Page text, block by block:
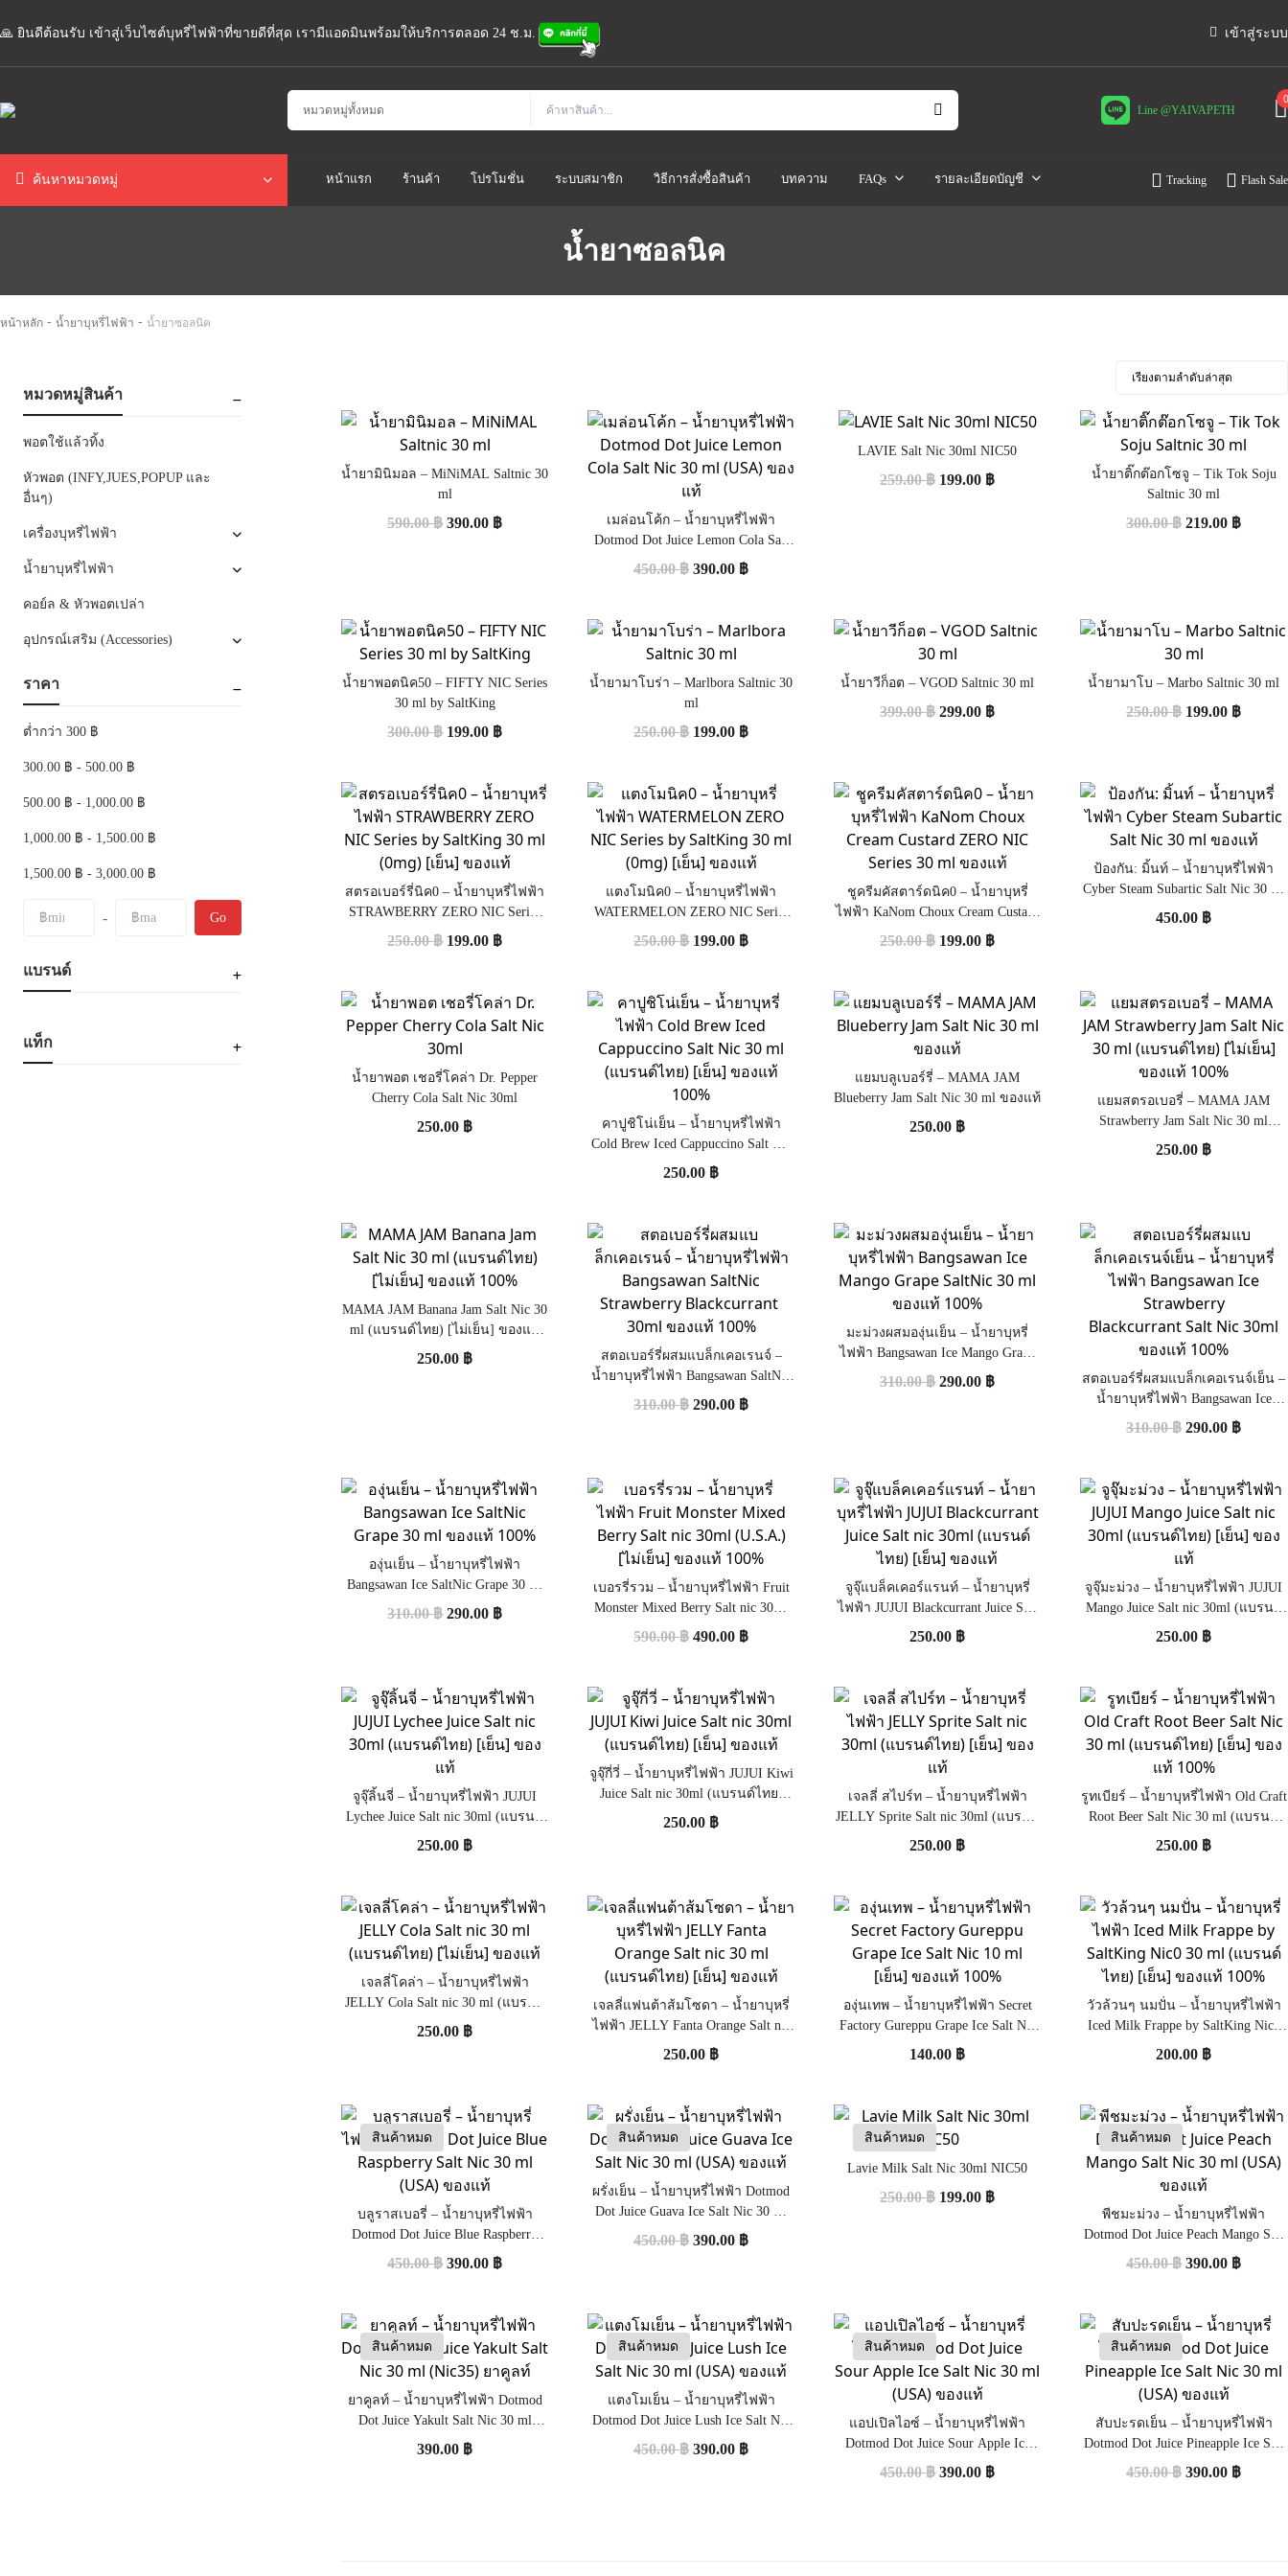
🙏 ยินดีต้อนรับ เข้าสู่เว็บไซต์บุหรี่ไฟฟ้าที่ขายดีที่สุด เรามีแอดมินพร้อมให้บริการตลอด 24 ช.ม. เข้าสู่ระบบ
Line @YAIVAPETH
0
ค้นหาหมวดหมู่ หน้าแรก ร้านค้า โปรโมชั่น ระบบสมาชิก วิธีการสั่งซื้อสินค้า บทความ FAQs รายละเอียดบัญชี Tracking Flash Sale
น้ำยาซอลนิค
หน้าหลัก - น้ำยาบุหรี่ไฟฟ้า - น้ำยาซอลนิค
หมวดหมู่สินค้า
พอตใช้แล้วทิ้ง
หัวพอต (INFY,JUES,POPUP และ
อื่นๆ)
เครื่องบุหรี่ไฟฟ้า
น้ำยาบุหรี่ไฟฟ้า
คอย์ล & หัวพอตเปล่า
อุปกรณ์เสริม (Accessories)
ราคา
ต่ำกว่า 300 ฿
300.00 ฿ - 500.00 ฿
500.00 ฿ - 1,000.00 ฿
1,000.00 ฿ - 1,500.00 ฿
1,500.00 ฿ - 3,000.00 ฿
- Go
แบรนด์
แท็ก
น้ำยามินิมอล – MiNiMAL Saltnic 30
ml
590.00฿ 390.00 ฿
เมล่อนโค้ก – น้ำยาบุหรี่ไฟฟ้า
Dotmod Dot Juice Lemon Cola Salt
Nic 30 ml (USA) ของแท้
450.00฿ 390.00 ฿
LAVIE Salt Nic 30ml NIC50
259.00฿ 199.00 ฿
น้ำยาติ๊กต๊อกโซจู – Tik Tok Soju
Saltnic 30 ml
300.00฿ 219.00 ฿
น้ำยาพอตนิค50 – FIFTY NIC Series
30 ml by SaltKing
300.00฿ 199.00 ฿
น้ำยามาโบร่า – Marlbora Saltnic 30
ml
250.00฿ 199.00 ฿
น้ำยาวีก็อต – VGOD Saltnic 30 ml
399.00฿ 299.00 ฿
น้ำยามาโบ – Marbo Saltnic 30 ml
250.00฿ 199.00 ฿
สตรอเบอร์รี่นิค0 – น้ำยาบุหรี่ไฟฟ้า
STRAWBERRY ZERO NIC Series
by SaltKing 30 ml (0mg) [เย็น] ของ
250.00฿ 199.00 ฿
แตงโมนิค0 – น้ำยาบุหรี่ไฟฟ้า
WATERMELON ZERO NIC Series
by SaltKing 30 ml (0mg) [เย็น] ของ
250.00฿ 199.00 ฿
ชูครีมคัสตาร์ดนิค0 – น้ำยาบุหรี่
ไฟฟ้า KaNom Choux Cream Custard
ZERO NIC Series 30 ml ของแท้
250.00฿ 199.00 ฿
ป้องกัน: มิ้นท์ – น้ำยาบุหรี่ไฟฟ้า
Cyber Steam Subartic Salt Nic 30 ml
ของแท้
450.00 ฿
น้ำยาพอต เชอรี่โคล่า Dr. Pepper
Cherry Cola Salt Nic 30ml
250.00 ฿
คาปูชิโน่เย็น – น้ำยาบุหรี่ไฟฟ้า
Cold Brew Iced Cappuccino Salt Nic
30 ml (แบรนด์ไทย) [เย็น] ของแท้
250.00 ฿
แยมบลูเบอร์รี่ – MAMA JAM
Blueberry Jam Salt Nic 30 ml ของแท้
250.00 ฿
แยมสตรอเบอรี่ – MAMA JAM
Strawberry Jam Salt Nic 30 ml
(แบรนด์ไทย) [ไม่เย็น] ของแท้ 100%
250.00 ฿
MAMA JAM Banana Jam Salt Nic 30
ml (แบรนด์ไทย) [ไม่เย็น] ของแท้
100%
250.00 ฿
สตอเบอร์รี่ผสมแบล็กเคอเรนจ์ –
น้ำยาบุหรี่ไฟฟ้า Bangsawan SaltNic
Strawberry Blackcurrant 30ml ของ
310.00฿ 290.00 ฿
มะม่วงผสมองุ่นเย็น – น้ำยาบุหรี่
ไฟฟ้า Bangsawan Ice Mango Grape
SaltNic 30 ml ของแท้ 100%
310.00฿ 290.00 ฿
สตอเบอร์รี่ผสมแบล็กเคอเรนจ์เย็น –
น้ำยาบุหรี่ไฟฟ้า Bangsawan Ice
Strawberry Blackcurrant Salt Nic
310.00฿ 290.00 ฿
องุ่นเย็น – น้ำยาบุหรี่ไฟฟ้า
Bangsawan Ice SaltNic Grape 30 ml
ของแท้ 100%
310.00฿ 290.00 ฿
เบอรรี่รวม – น้ำยาบุหรี่ไฟฟ้า Fruit
Monster Mixed Berry Salt nic 30ml
(U.S.A.) [ไม่เย็น] ของแท้ 100%
590.00฿ 490.00 ฿
จูจุ๊แบล็คเคอร์แรนท์ – น้ำยาบุหรี่
ไฟฟ้า JUJUI Blackcurrant Juice Salt
nic 30ml (แบรนด์ไทย) [เย็น] ของ
250.00 ฿
จูจุ๊มะม่วง – น้ำยาบุหรี่ไฟฟ้า JUJUI
Mango Juice Salt nic 30ml (แบรนด์
ไทย) [เย็น] ของแท้
250.00 ฿
จูจุ๊ลิ้นจี่ – น้ำยาบุหรี่ไฟฟ้า JUJUI
Lychee Juice Salt nic 30ml (แบรนด์
ไทย) [เย็น] ของแท้
250.00 ฿
จูจุ๊กี่วี่ – น้ำยาบุหรี่ไฟฟ้า JUJUI Kiwi
Juice Salt nic 30ml (แบรนด์ไทย)
[เย็น] ของแท้
250.00 ฿
เจลลี่ สไปร์ท – น้ำยาบุหรี่ไฟฟ้า
JELLY Sprite Salt nic 30ml (แบรนด์
ไทย) [เย็น] ของแท้
250.00 ฿
รูทเบียร์ – น้ำยาบุหรี่ไฟฟ้า Old Craft
Root Beer Salt Nic 30 ml (แบรนด์
ไทย) [เย็น] ของแท้ 100%
250.00 ฿
เจลลี่โคล่า – น้ำยาบุหรี่ไฟฟ้า
JELLY Cola Salt nic 30 ml (แบรนด์
ไทย) [ไม่เย็น] ของแท้
250.00 ฿
เจลลี่แฟนต้าส้มโซดา – น้ำยาบุหรี่
ไฟฟ้า JELLY Fanta Orange Salt nic
30 ml (แบรนด์ไทย) [เย็น] ของแท้
250.00 ฿
องุ่นเทพ – น้ำยาบุหรี่ไฟฟ้า Secret
Factory Gureppu Grape Ice Salt Nic
10 ml [เย็น] ของแท้ 100%
140.00 ฿
วัวล้วนๆ นมปั่น – น้ำยาบุหรี่ไฟฟ้า
Iced Milk Frappe by SaltKing Nic0
30 ml (แบรนด์ไทย) [เย็น] ของแท้
200.00 ฿
สินค้าหมด
บลูราสเบอรี่ – น้ำยาบุหรี่ไฟฟ้า
Dotmod Dot Juice Blue Raspberry
Salt Nic 30 ml (USA) ของแท้
450.00฿ 390.00 ฿
สินค้าหมด
ผรั่งเย็น – น้ำยาบุหรี่ไฟฟ้า Dotmod
Dot Juice Guava Ice Salt Nic 30 ml
(USA) ของแท้
450.00฿ 390.00 ฿
สินค้าหมด
Lavie Milk Salt Nic 30ml NIC50
250.00฿ 199.00 ฿
สินค้าหมด
พีชมะม่วง – น้ำยาบุหรี่ไฟฟ้า
Dotmod Dot Juice Peach Mango Salt
Nic 30 ml (USA) ของแท้
450.00฿ 390.00 ฿
สินค้าหมด
ยาคูลท์ – น้ำยาบุหรี่ไฟฟ้า Dotmod
Dot Juice Yakult Salt Nic 30 ml
(Nic35) ยาคูลท์
390.00 ฿
สินค้าหมด
แตงโมเย็น – น้ำยาบุหรี่ไฟฟ้า
Dotmod Dot Juice Lush Ice Salt Nic
30 ml (USA) ของแท้
450.00฿ 390.00 ฿
สินค้าหมด
แอปเปิลไอซ์ – น้ำยาบุหรี่ไฟฟ้า
Dotmod Dot Juice Sour Apple Ice
Salt Nic 30 ml (USA) ของแท้
450.00฿ 390.00 ฿
สินค้าหมด
สับปะรดเย็น – น้ำยาบุหรี่ไฟฟ้า
Dotmod Dot Juice Pineapple Ice Salt
Nic 30 ml (USA) ของแท้
450.00฿ 390.00 ฿